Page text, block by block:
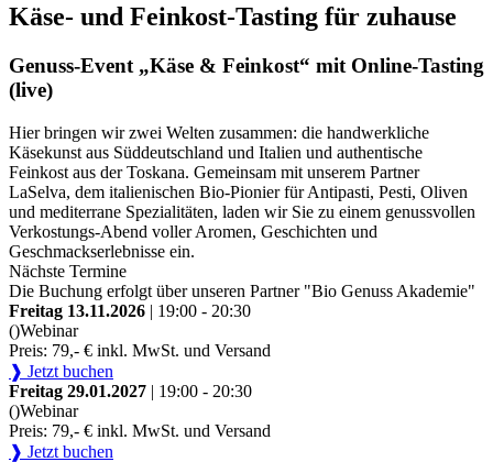
Käse- und Feinkost-Tasting für zuhause
Genuss-Event „Käse & Feinkost“ mit Online-Tasting
(live)
Hier bringen wir zwei Welten zusammen: die handwerkliche
Käsekunst aus Süddeutschland und Italien und authentische
Feinkost aus der Toskana. Gemeinsam mit unserem Partner
LaSelva, dem italienischen Bio-Pionier für Antipasti, Pesti, Oliven
und mediterrane Spezialitäten, laden wir Sie zu einem genussvollen
Verkostungs-Abend voller Aromen, Geschichten und
Geschmackserlebnisse ein.
Nächste Termine
Die Buchung erfolgt über unseren Partner "Bio Genuss Akademie"
Freitag 13.11.2026 | 19:00 - 20:30
()Webinar
Preis: 79,- € inkl. MwSt. und Versand
❱ Jetzt buchen
Freitag 29.01.2027 | 19:00 - 20:30
()Webinar
Preis: 79,- € inkl. MwSt. und Versand
❱ Jetzt buchen